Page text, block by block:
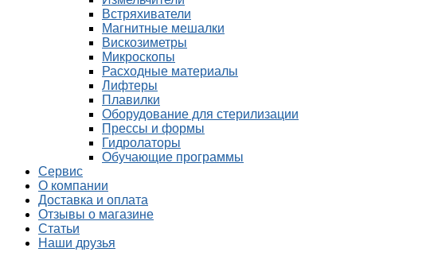
Встряхиватели
Магнитные мешалки
Вискозиметры
Микроскопы
Расходные материалы
Лифтеры
Плавилки
Оборудование для стерилизации
Прессы и формы
Гидролаторы
Обучающие программы
Сервис
О компании
Доставка и оплата
Отзывы о магазине
Статьи
Наши друзья